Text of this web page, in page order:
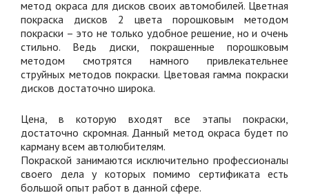
метод окраса для дисков своих автомобилей. Цветная
покраска дисков 2 цвета порошковым методом
покраски – это не только удобное решение, но и очень
стильно. Ведь диски, покрашенные порошковым
методом смотрятся намного привлекательнее
струйных методов покраски. Цветовая гамма покраски
дисков достаточно широка.
Цена, в которую входят все этапы покраски,
достаточно скромная. Данный метод окраса будет по
карману всем автолюбителям.
Покраской занимаются исключительно профессионалы
своего дела у которых помимо сертификата есть
большой опыт работ в данной сфере.